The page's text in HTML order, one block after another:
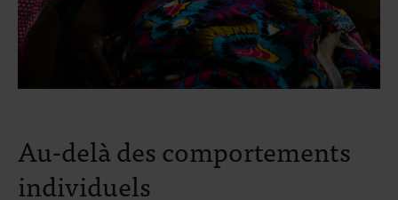
Au-delà des comportements
individuels